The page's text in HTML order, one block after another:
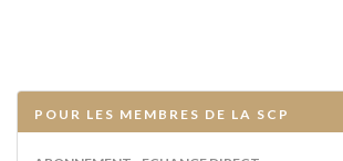
POUR LES MEMBRES DE LA SCP